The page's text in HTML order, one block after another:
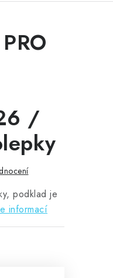
/
podklad je
informací